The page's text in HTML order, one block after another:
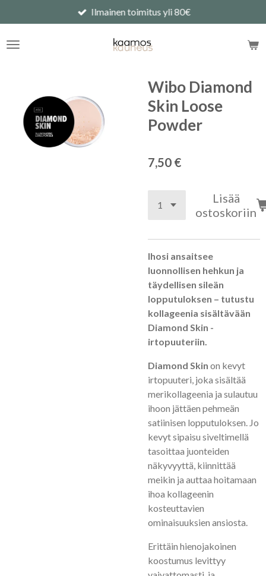
pääsisältöön
Ilmainen toimitus yli 80€
Wibo Diamond
Skin Loose
Powder
7,50 €
Lisää
ostoskoriin
Ihosi ansaitsee
luonnollisen hehkun ja
täydellisen sileän
lopputuloksen – tutustu
kollageenia sisältävään
Diamond Skin -
irtopuuteriin.
Diamond Skin on kevyt
irtopuuteri, joka sisältää
merikollageenia ja sulautuu
ihoon jättäen pehmeän
satiinisen lopputuloksen. Jo
kevyt sipaisu siveltimellä
tasoittaa juonteiden
näkyvyyttä, kiinnittää
meikin ja auttaa hoitamaan
ihoa kollageenin
kosteuttavien
ominaisuuksien ansiosta.
Erittäin hienojakoinen
koostumus levittyy